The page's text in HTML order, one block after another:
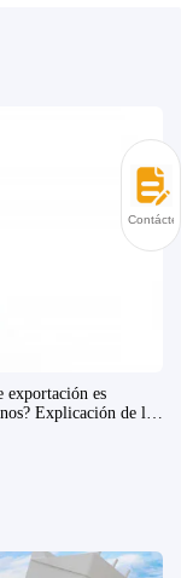
exportación es
Explicación de las